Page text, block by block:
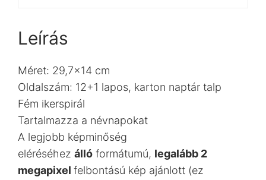
Leírás
Méret: 29,7×14 cm
Oldalszám: 12+1 lapos, karton naptár talp
Fém ikerspirál
Tartalmazza a névnapokat
A legjobb képminőség
eléréséhez álló formátumú, legalább 2
megapixel felbontású kép ajánlott (ez